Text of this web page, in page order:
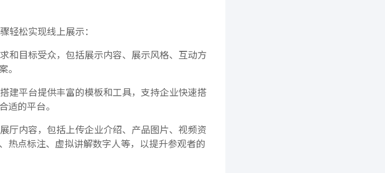
松实现线上展示：
和目标受众，包括展示内容、展示风格、互动方
。
建平台提供丰富的模板和工具，支持企业快速搭
适的平台。
厅内容，包括上传企业介绍、产品图片、视频资
热点标注、虚拟讲解数字人等，以提升参观者的